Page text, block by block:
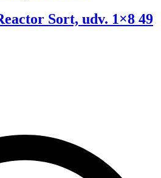
Sort, udv. 1×8 49